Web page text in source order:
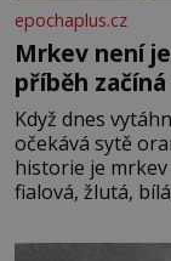
epochaplus.cz
Mrkev není
příběh
Když dnes
očekává sytě
historie je mrkev
fialová, žlutá,
bez které si